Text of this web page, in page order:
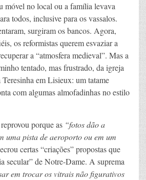
móvel no local ou a família levava
todos, inclusive para os vassalos.
surgiram os bancos. Agora,
os reformistas querem esvaziar a
a “atmosfera medieval”. Mas a
tentado, mas frustrado, da igreja
em Lisieux: um tatame
com algumas almofadinhas no estilo
porque as “fotos dão a
uma pista de aeroporto ou em um
certas “criações” propostas que
secular” de Notre-Dame. A suprema
em trocar os vitrais não figurativos